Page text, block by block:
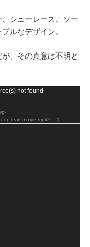
シューレース、ソー
ルなデザイン。
、その真意は不明と
not found
leak-movie.mp4?_=1